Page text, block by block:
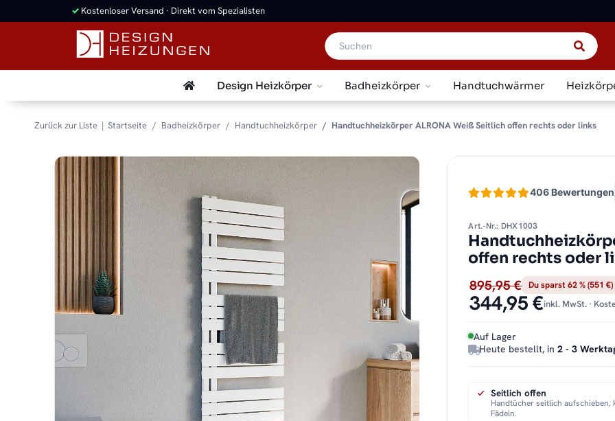
✓ Kostenloser Versand · Direkt vom Spezialisten
Design Heizkörper Badheizkörper Handtuchwärmer
Zurück zur Liste Startseite Badheizkörper Handtuchheizkörper Handtuchheizkörper ALRONA Weiß Seitlich offen rechts oder links
406 Bewertungen
Art.-Nr.: DHX1003
offen rechts oder
895,95 € Du sparst 62 % (551 €)
344,95 €inkl. MwSt. ·
Auf Lager
Heute bestellt, in2 - 3
Seitlich offen
Handtücher seitlich aufschieben,
Fädeln.